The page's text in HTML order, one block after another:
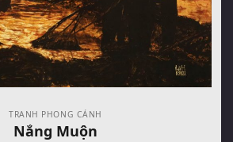
TRANH PHONG CẢNH
Nắng Muộn